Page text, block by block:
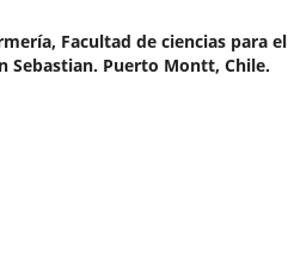
Facultad de ciencias para el
Sebastian. Puerto Montt, Chile.